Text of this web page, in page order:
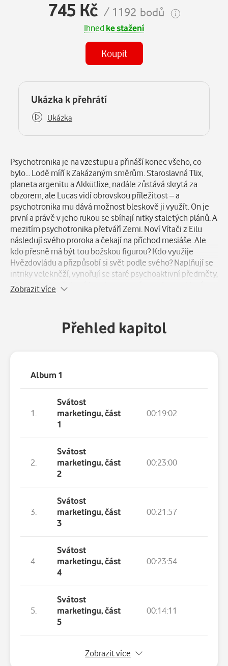
745 Kč / 1192 bodů
Ihned ke stažení
Koupit
Některé kapitoly již máte zakoupeny.
Ukázka k přehrátí
Ukázka
Popis
Psychotronika je na vzestupu a přináší konec všeho, co
bylo… Lodě míří k Zakázaným směrům. Staroslavná Tlix,
planeta argenitu a Akkütlixe, nadále zůstává skrytá za
obzorem, ale Lucas vidí obrovskou příležitost – a
psychotronika mu dává možnost bleskově ji využít. On je
první a právě v jeho rukou se sbíhají nitky staletých plánů. A
mezitím psychotronika přetváří Zemi. Noví Vítači z Eilu
následují svého proroka a čekají na příchod mesiáše. Ale
kdo přesně má být tou božskou figurou? Kdo využije
Hvězdovládu a přizpůsobí si svět podle svého? Naplňují se
intriky velekněží, vynořují se staré psychoaktivní předměty,
objevuje se nečekaná hrozba z vesmíru – a Lucas, který
stojí v centru toho všeho, hledá způsob, jak tyto síly využít
související s fomalhiwským Sgenem. Jedno je ale jisté –
směrech už nastřádané chyby a charakterové vady
snadno zlámat vaz.“ – Děti-noci.cz
Zobrazit více
Přehled kapitol
Album 1
1.
Svátost
marketingu, část
1
00:19:02
2.
Svátost
marketingu, část
2
00:23:00
3.
Svátost
marketingu, část
3
00:21:57
4.
Svátost
marketingu, část
4
00:23:54
5.
Svátost
marketingu, část
5
00:14:11
Svátost marketingu, část 6
Zobrazit více